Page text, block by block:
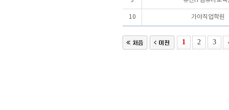
10 가야직업학원
1 2 3